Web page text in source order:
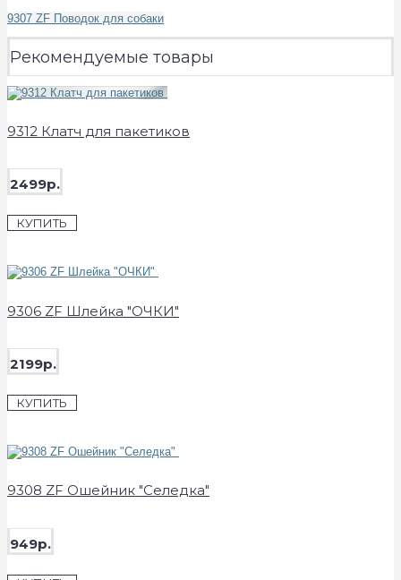
9307 ZF Поводок для собаки
Рекомендуемые товары
9312 Клатч для пакетиков
2499р.
КУПИТЬ
9306 ZF Шлейка "ОЧКИ"
2199р.
КУПИТЬ
9308 ZF Ошейник "Селедка"
949р.